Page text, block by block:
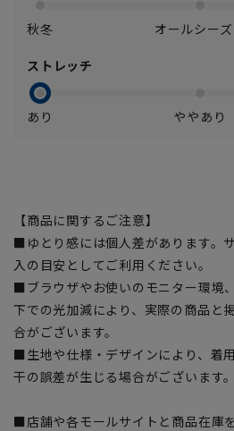
秋冬 オールシー
ストレッチ
あり ややあり
【商品に関するご注意】
■ゆとり感には個人差があります。
入の目安としてご利用ください。
■ブラウザやお使いのモニター環境
下での光加減により、実際の商品と
合がございます。
■生地や仕様・デザインにより、着
干の誤差が生じる場合がございます
■店舗や各モールサイトと商品在庫